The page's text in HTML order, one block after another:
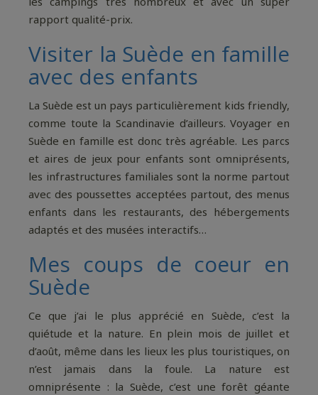
rapport qualité-prix.
Visiter la Suède en famille
avec des enfants
La Suède est un pays particulièrement kids friendly,
comme toute la Scandinavie d’ailleurs. Voyager en
Suède en famille est donc très agréable. Les parcs
et aires de jeux pour enfants sont omniprésents,
les infrastructures familiales sont la norme partout
avec des poussettes acceptées partout, des menus
enfants dans les restaurants, des hébergements
adaptés et des musées interactifs…
Mes coups de coeur en
Suède
Ce que j’ai le plus apprécié en Suède, c’est la
quiétude et la nature. En plein mois de juillet et
d’août, même dans les lieux les plus touristiques, on
n’est jamais dans la foule. La nature est
omniprésente : la Suède, c’est une forêt géante